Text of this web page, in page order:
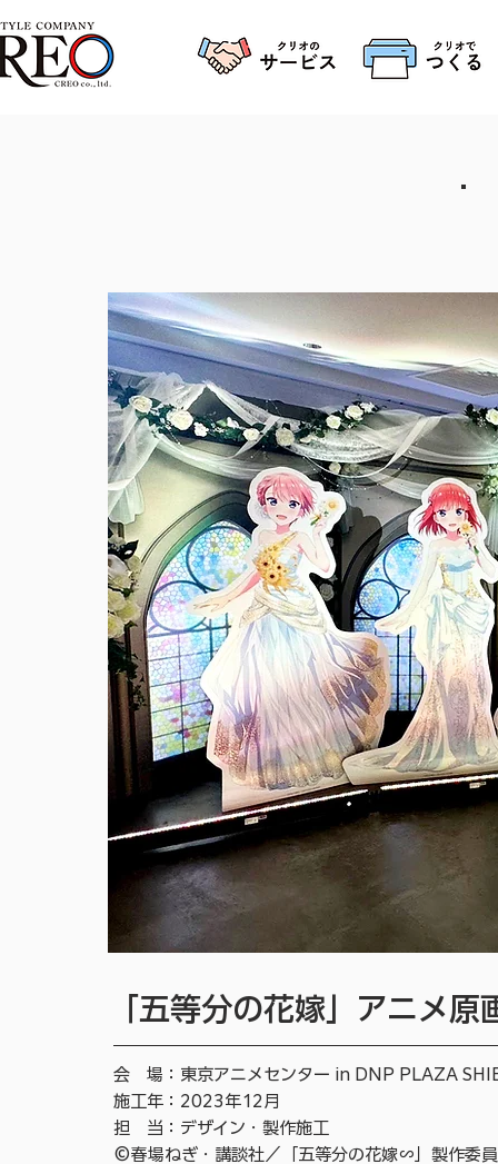
「五等分の花嫁」アニメ
会 場：東京アニメセンター in DNP PLAZA
施工年：2023年12月
担 当：デザイン・製作施工
©春場ねぎ・講談社／「五等分の花嫁∽」製作委